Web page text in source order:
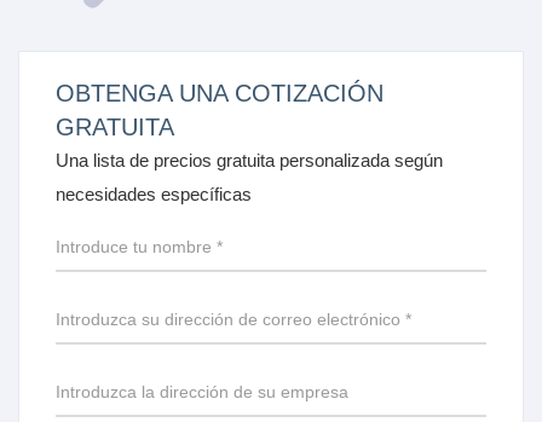
OBTENGA UNA COTIZACIÓN
GRATUITA
Una lista de precios gratuita personalizada según
necesidades específicas